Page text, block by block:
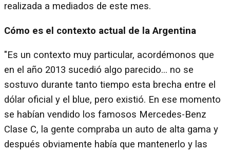
realizada a mediados de este mes.
Cómo es el contexto actual de la Argentina
"Es un contexto muy particular, acordémonos que
en el año 2013 sucedió algo parecido… no se
sostuvo durante tanto tiempo esta brecha entre el
dólar oficial y el blue, pero existió. En ese momento
se habían vendido los famosos Mercedes-Benz
Clase C, la gente compraba un auto de alta gama y
después obviamente había que mantenerlo y las